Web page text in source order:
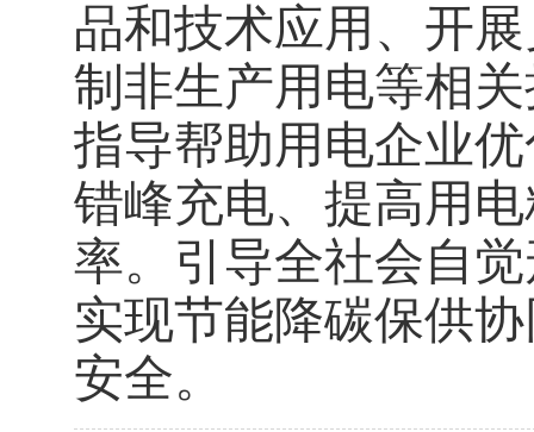
品和技术应用、开
制非生产用电等相
指导帮助用电企业
错峰充电、提高用
率。引导全社会自
实现节能降碳保供
安全。